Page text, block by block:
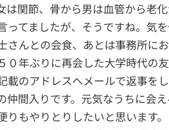
は関節、骨から男は血管から老
ってましたが、そうですね。気を
さんとの会食、あとは事務所にお
０年ぶりに再会した大学時代の
載のアドレスへメールで返事をし
仲間入りです。元気なうちに会
もやりとりしたいと思います。